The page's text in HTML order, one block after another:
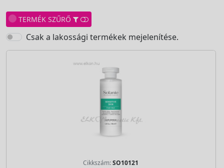
TERMÉK SZŰRŐ
Csak a lakossági termékek mejelenítése.
Cikkszám:SO10121